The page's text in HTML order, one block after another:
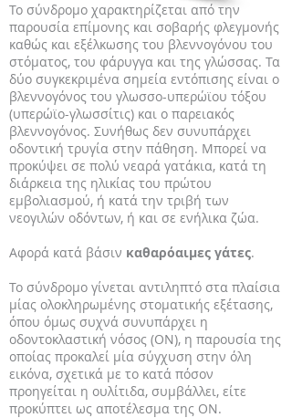
Το σύνδρομο χαρακτηρίζεται από την
παρουσία επίμονης και σοβαρής φλεγμονής
καθώς και εξέλκωσης του βλεννογόνου του
στόματος, του φάρυγγα και της γλώσσας. Τα
δύο συγκεκριμένα σημεία εντόπισης είναι ο
βλεννογόνος του γλωσσο-υπερώϊου τόξου
(υπερώϊο-γλωσσίτις) και ο παρειακός
βλεννογόνος. Συνήθως δεν συνυπάρχει
οδοντική τρυγία στην πάθηση. Μπορεί να
προκύψει σε πολύ νεαρά γατάκια, κατά τη
διάρκεια της ηλικίας του πρώτου
εμβολιασμού, ή κατά την τριβή των
νεογιλών οδόντων, ή και σε ενήλικα ζώα.
Αφορά κατά βάσιν καθαρόαιμες γάτες.
Το σύνδρομο γίνεται αντιληπτό στα πλαίσια
μίας ολοκληρωμένης στοματικής εξέτασης,
όπου όμως συχνά συνυπάρχει η
οδοντοκλαστική νόσος (ΟΝ), η παρουσία της
οποίας προκαλεί μία σύγχυση στην όλη
εικόνα, σχετικά με το κατά πόσον
προηγείται η ουλίτιδα, συμβάλλει, είτε
προκύπτει ως αποτέλεσμα της ΟΝ.